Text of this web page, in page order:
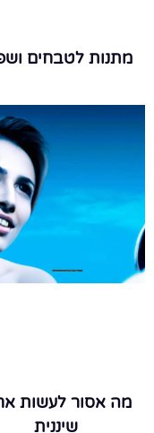
מתנות לטבחים
מה אסור לעשות
שיננית